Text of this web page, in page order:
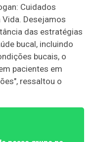
Cuidados
Vida. Desejamos
das estratégias
bucal, incluindo
bucais, o
pacientes em
ressaltou o